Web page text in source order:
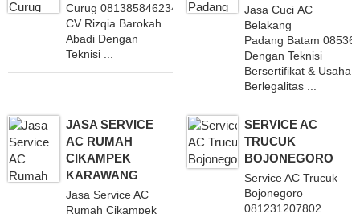
Curug 081385846234
CV Rizqia Barokah
Abadi Dengan
Teknisi ...
Jasa Cuci AC
Belakang
Padang Batam
Dengan Teknisi
Bersertifikat & Usaha
Berlegalitas ...
JASA SERVICE
AC RUMAH
CIKAMPEK
KARAWANG
Jasa Service AC
Rumah Cikampek
SERVICE AC
TRUCUK
BOJONEGORO
Service AC Trucuk
Bojonegoro
081231207802